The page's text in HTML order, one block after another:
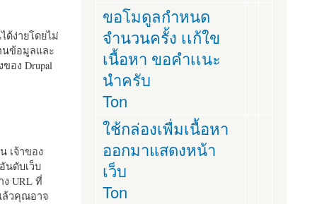
ด้ง่ายโดยไม่
นข้อมูลและ
อง Drupal
เจ้าของ
นดับเว็บ
URL ที่
ล้วคุณอาจ
ขอโมดูลกำหนด
จำนวนครั้ง เเก้ใข
เนื้อหา ขอคำเเนะ
นำครับ
Ton
ใช้กล่องเพื่มเนื้อหา
ออกมาแสดงหน้า
เว็บ
Ton